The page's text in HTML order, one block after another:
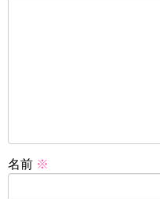
名前 ※